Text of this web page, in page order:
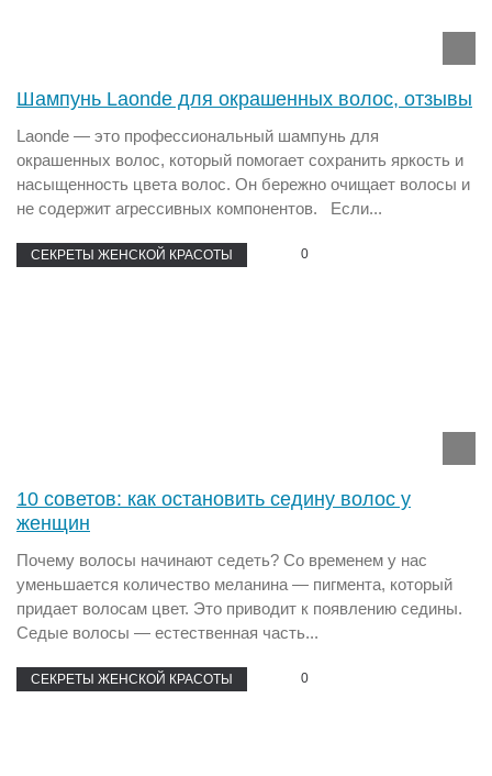
Шампунь Laonde для окрашенных волос, отзывы
Laonde — это профессиональный шампунь для
окрашенных волос, который помогает сохранить яркость и
насыщенность цвета волос. Он бережно очищает волосы и
не содержит агрессивных компонентов. Если...
СЕКРЕТЫ ЖЕНСКОЙ КРАСОТЫ 0
10 советов: как остановить седину волос у
женщин
Почему волосы начинают седеть? Со временем у нас
уменьшается количество меланина — пигмента, который
придает волосам цвет. Это приводит к появлению седины.
Седые волосы — естественная часть...
СЕКРЕТЫ ЖЕНСКОЙ КРАСОТЫ 0